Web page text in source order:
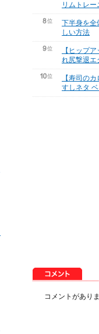
リムトレー
下半身を全
しい方法
【ヒップ
れ尻撃退エ
【寿司の
すしネタ
コメントがあり